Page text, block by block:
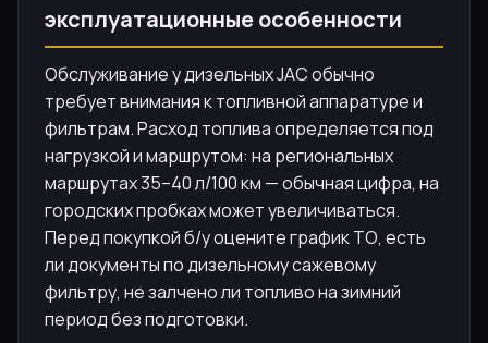
эксплуатационные особенности
Обслуживание у дизельных JAC обычно
требует внимания к топливной аппаратуре и
фильтрам. Расход топлива определяется под
нагрузкой и маршрутом: на региональных
маршрутах 35–40 л/100 км — обычная цифра, на
городских пробках может увеличиваться.
Перед покупкой б/у оцените график ТО, есть
ли документы по дизельному сажевому
фильтру, не залчено ли топливо на зимний
период без подготовки.